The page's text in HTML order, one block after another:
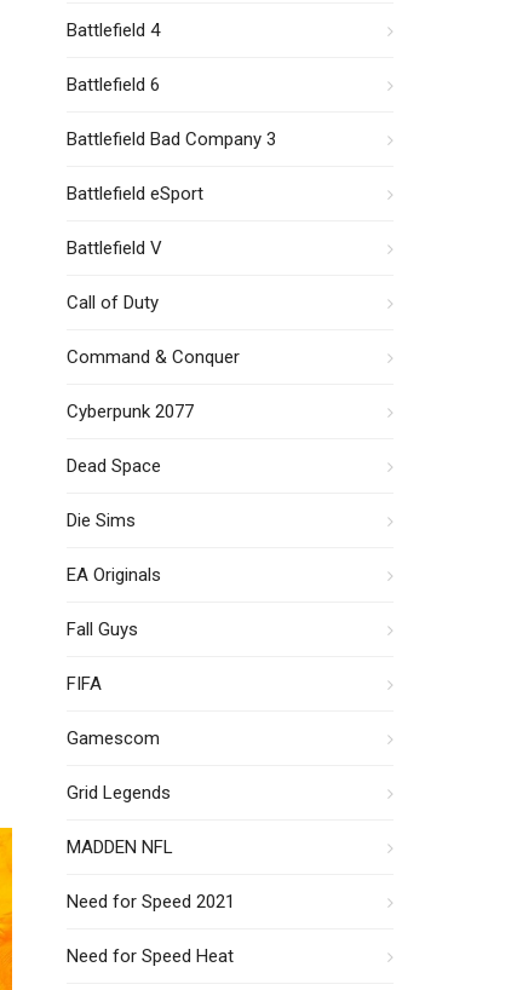
Battlefield 4
Battlefield 6
Battlefield Bad Company 3
Battlefield eSport
Battlefield V
Call of Duty
Command & Conquer
Cyberpunk 2077
Dead Space
Die Sims
EA Originals
Fall Guys
FIFA
Gamescom
Grid Legends
MADDEN NFL
Need for Speed 2021
Need for Speed Heat